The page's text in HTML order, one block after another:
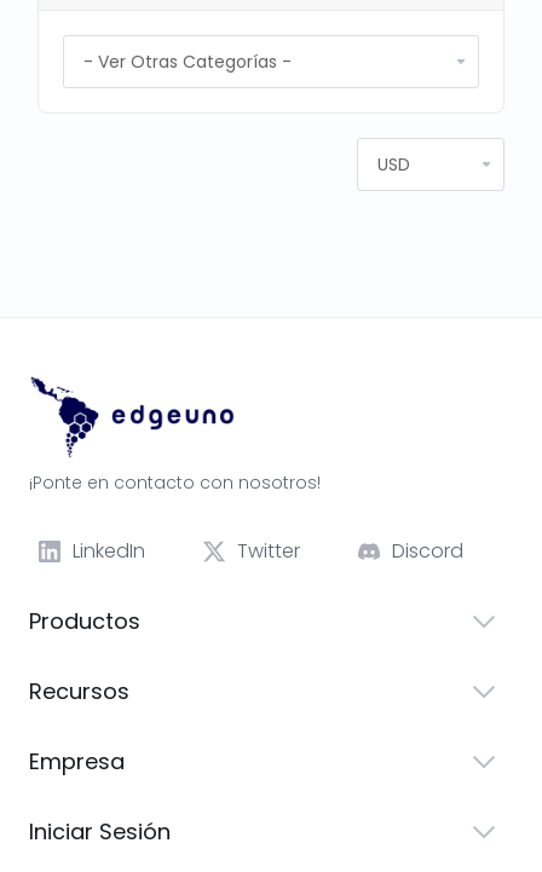
¡Ponte en contacto con nosotros!
LinkedIn Twitter Discord
Productos
Recursos
Empresa
Iniciar Sesión